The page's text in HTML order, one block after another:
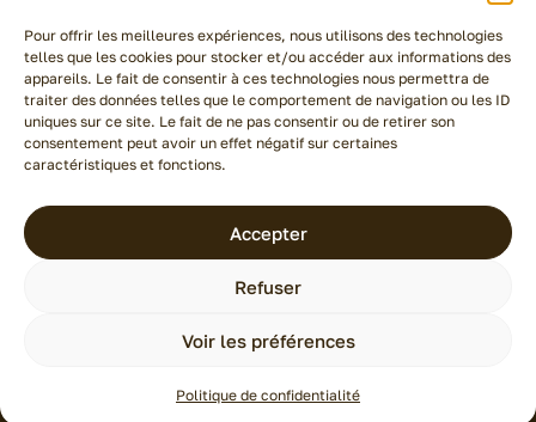
Pour offrir les meilleures expériences, nous utilisons des technologies
telles que les cookies pour stocker et/ou accéder aux informations des
appareils. Le fait de consentir à ces technologies nous permettra de
traiter des données telles que le comportement de navigation ou les ID
uniques sur ce site. Le fait de ne pas consentir ou de retirer son
consentement peut avoir un effet négatif sur certaines
caractéristiques et fonctions.
Accepter
Refuser
Voir les préférences
Politique de confidentialité
Click&Collect
Livraison Chronofresh
Espace pro
siteS
é
q
uaNe
Mentions légales